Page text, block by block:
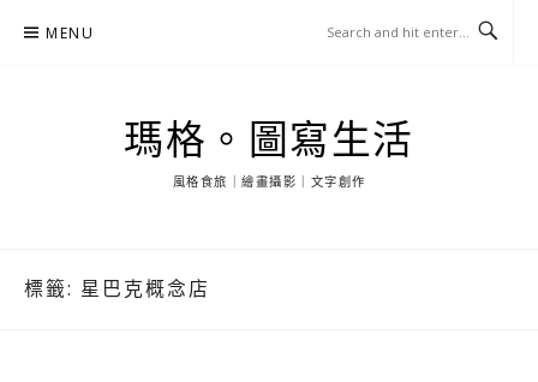
MENU
瑪格。圖寫生活
風格食旅｜繪畫攝影｜文字創作
標籤: 星巴克概念店